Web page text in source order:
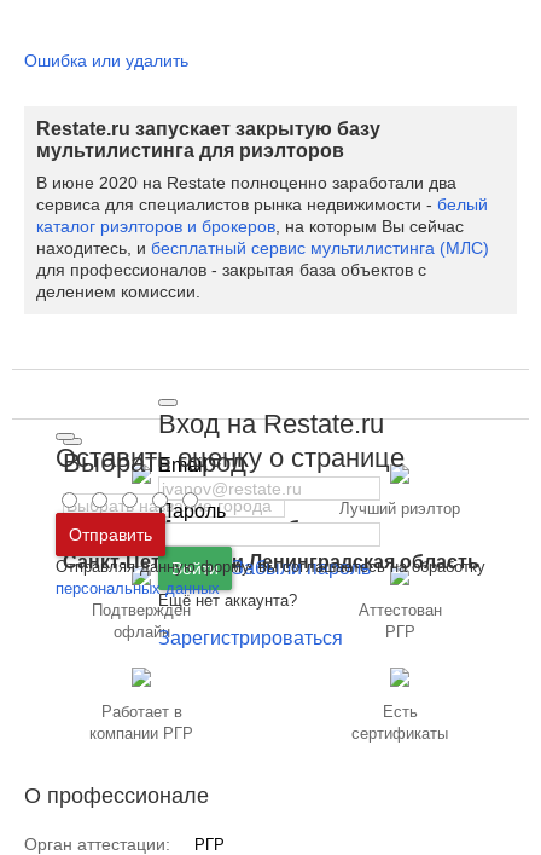
Выбрать город
Москва и
Московская область
Санкт-Петербург иЛенинградская область
Вход на Restate.ru
Email
Пароль
Войти Забыли пароль
Ещё нет аккаунта?
Зарегистрироваться
Ошибка или удалить
Restate.ru запускает закрытую базу
мультилистинга для риэлторов
В июне 2020 на Restate полноценно заработали два
сервиса для специалистов рынка недвижимости - белый
каталог риэлторов и брокеров , на которым Вы сейчас
находитесь, и бесплатный сервис мультилистинга (МЛС)
для профессионалов - закрытая база объектов с
делением комиссии.
Есть отзывы
клиентов
Лучший риэлтор
Подтверждён
офлайн
Аттестован
РГР
Работает в
компании РГР
Есть
сертификаты
О профессионале
Орган аттестации: РГР
Оставить оценку о странице
Отправить
Отправляя данную форму, вы соглашаетесь на обработку
персональных данных